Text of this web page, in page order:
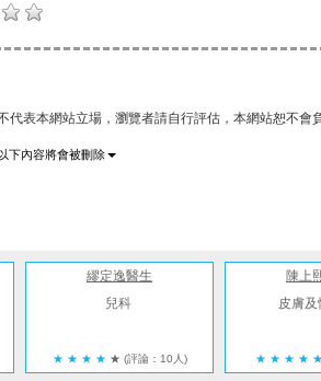
代表本網站立場，瀏覽者請自行評估，本網站恕不會
下內容將會被刪除
繆定逸醫生
兒科
★ ★ ★ ★ ★ (評論：10人)
陳上
皮膚
★ ★ ★ ★ ★